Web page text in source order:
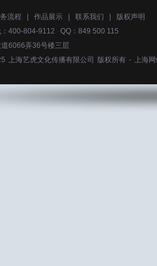
流程 作品展示 联系我们
版权声明
400-804-9112 QQ：849 500 115
6066弄36号楼三层
上海艺虎文化传播有限公司 版权所有 - 上海